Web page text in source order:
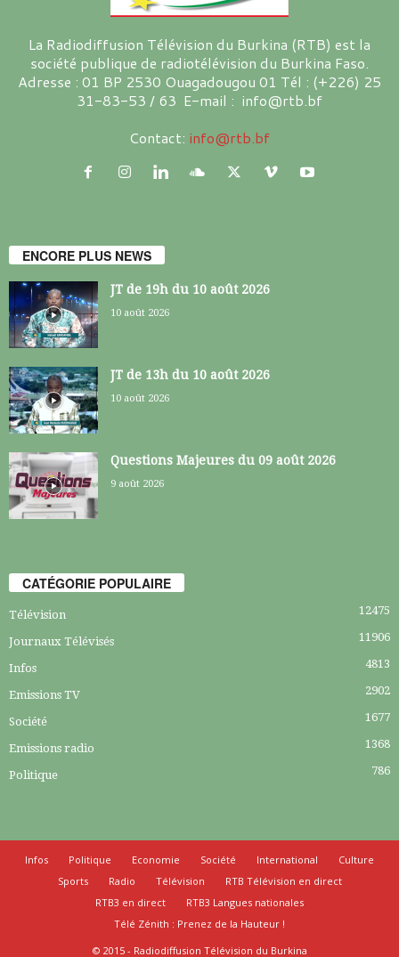
La Radiodiffusion Télévision du Burkina (RTB) est la
société publique de radiotélévision du Burkina Faso.
Adresse : 01 BP 2530 Ouagadougou 01 Tél : (+226) 25
31-83-53 / 63 E-mail : info@rtb.bf
Contact: info@rtb.bf
ENCORE PLUS NEWS
JT de 19h du 10 août 2026
10 août 2026
JT de 13h du 10 août 2026
10 août 2026
Questions Majeures du 09 août 2026
9 août 2026
CATÉGORIE POPULAIRE
Télévision 12475
Journaux Télévisés 11906
Infos 4813
Emissions TV 2902
Société 1677
Emissions radio 1368
Politique 786
Infos Politique Economie Société International
Culture
Sports
Radio Télévision
RTB Télévision en direct
RTB3 en direct
RTB3 Langues nationales
Télé Zénith : Prenez de la Hauteur !
© 2015 - Radiodiffusion Télévision du Burkina